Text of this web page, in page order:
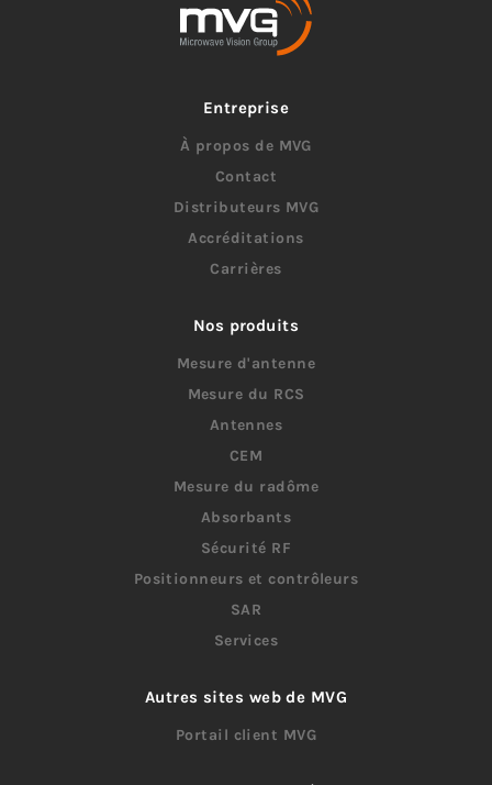
Entreprise
À propos de MVG
Contact
Distributeurs MVG
Accréditations
Carrières
Nos produits
Mesure d'antenne
Mesure du RCS
Antennes
CEM
Mesure du radôme
Absorbants
Sécurité RF
Positionneurs et contrôleurs
SAR
Services
Autres sites web de MVG
Portail client MVG